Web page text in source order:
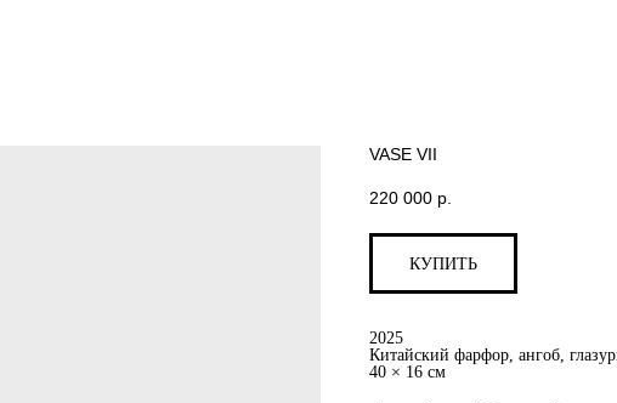
VASE VII
220 000 р.
КУПИТЬ
2025
Китайский фарфор, ангоб,
40 × 16 см